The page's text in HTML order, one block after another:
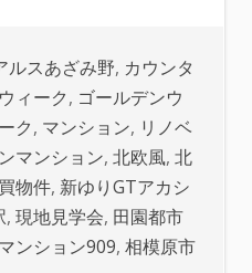
ルスあざみ野, カウンタ
ィーク, ゴールデンウ
ク, マンション, リノベ
マンション, 北欧風, 北
物件, 新ゆりGTアカシ
, 現地見学会, 田園都市
ンション909, 相模原市